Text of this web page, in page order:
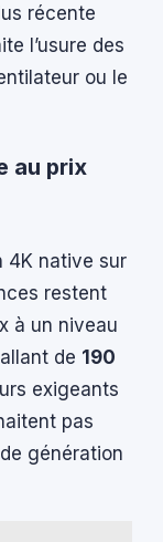
récente
l’usure des
ou le
au prix
4K native sur
restent
à un niveau
de 190
exigeants
pas
génération